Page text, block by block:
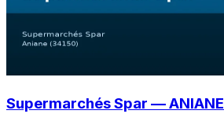
Supermarchés Spar — ANIANE